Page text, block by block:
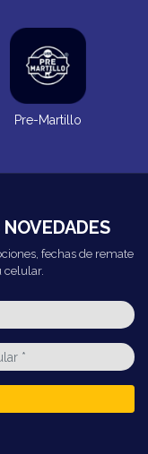
Pre-Martillo
fechas de remate
celular.